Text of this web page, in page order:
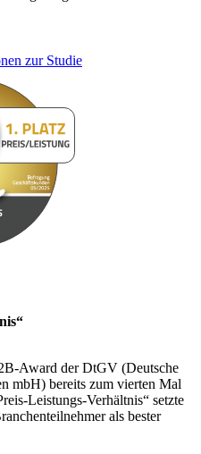
zur Studie
Award der DtGV (Deutsche
mbH) bereits zum vierten Mal
Leistungs-Verhältnis“ setzte
als bester